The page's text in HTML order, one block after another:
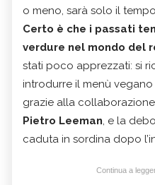
o meno, sarà solo il
Certo è che i passati
verdure nel mondo del
stati poco apprezzati: si
introdurre il menù vegano
grazie alla
Pietro Leeman, e la
caduta in sordina dopo
Continua a